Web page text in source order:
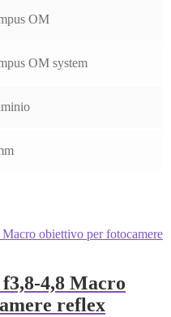
OM
OM system
4,8 Macro
reflex